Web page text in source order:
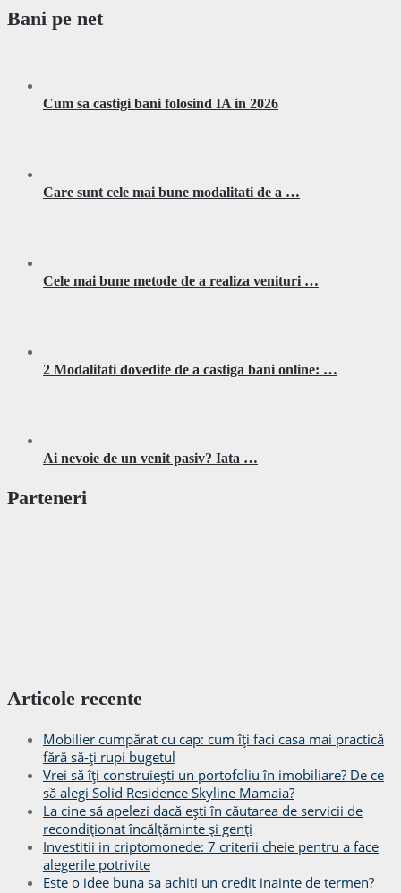
Bani pe net
Cum sa castigi bani folosind IA in 2026
Care sunt cele mai bune modalitati de a …
Cele mai bune metode de a realiza venituri …
2 Modalitati dovedite de a castiga bani online: …
Ai nevoie de un venit pasiv? Iata …
Parteneri
Articole recente
Mobilier cumpărat cu cap: cum îți faci casa mai practică
fără să-ți rupi bugetul
Vrei să îți construiești un portofoliu în imobiliare? De ce
să alegi Solid Residence Skyline Mamaia?
La cine să apelezi dacă ești în căutarea de servicii de
recondiționat încălțăminte și genți
Investitii in criptomonede: 7 criterii cheie pentru a face
alegerile potrivite
Este o idee buna sa achiti un credit inainte de termen?